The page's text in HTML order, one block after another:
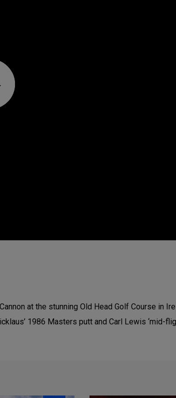
at the stunning Old Head Golf Course in
1986 Masters putt and Carl Lewis ‘mid-